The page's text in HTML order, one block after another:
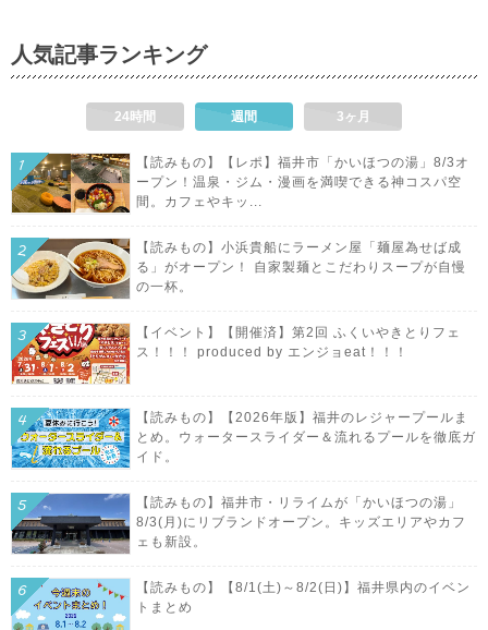
人気記事ランキング
24時間 週間 3ヶ月
【読みもの】【レポ】福井市「かいほつの湯」8/3オ
ープン！温泉・ジム・漫画を満喫できる神コスパ空
間。カフェやキッ...
【読みもの】小浜貴船にラーメン屋「麺屋為せば成
る」がオープン！ 自家製麺とこだわりスープが自慢
の一杯。
【イベント】【開催済】第2回 ふくいやきとりフェ
ス！！！ produced by エンジョeat！！！
【読みもの】【2026年版】福井のレジャープールま
とめ。ウォータースライダー＆流れるプールを徹底ガ
イド。
【読みもの】福井市・リライムが「かいほつの湯」
8/3(月)にリブランドオープン。キッズエリアやカフ
ェも新設。
【読みもの】【8/1(土)～8/2(日)】福井県内のイベン
トまとめ